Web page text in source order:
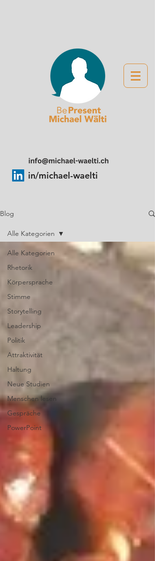
in/michael-waelti
Blog
Alle Kategorien
Rhetorik
Körpersprache
Stimme
Storytelling
Leadership
Politik
Attraktivität
Haltung
Neue Studien
Menschen lesen
Gespräche
PowerPoint
Alle Kategorien